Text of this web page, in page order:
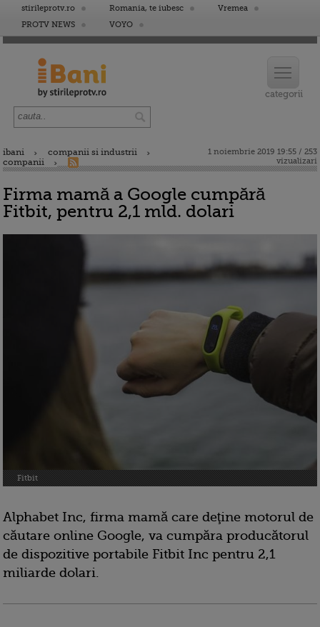
stirileprotv.ro Romania, te iubesc
Vremea
PROTV NEWS
VOYO
ibani
companii si industrii
companii
1 noiembrie 2019 19:55 / 253
vizualizari
Firma mamă a Google cumpără
Fitbit, pentru 2,1 mld. dolari
Fitbit
Alphabet Inc, firma mamă care deţine motorul de
căutare online Google, va cumpăra producătorul
de dispozitive portabile Fitbit Inc pentru 2,1
miliarde dolari.